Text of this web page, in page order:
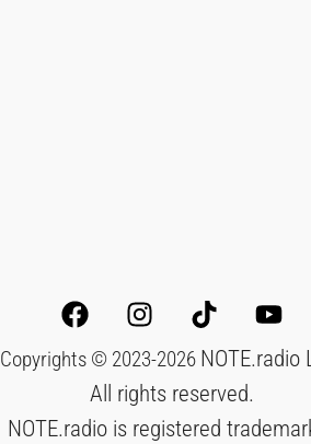
Copyrights © 2023-2026 NOTE.radio
All rights reserved.
NOTE.radio is registered